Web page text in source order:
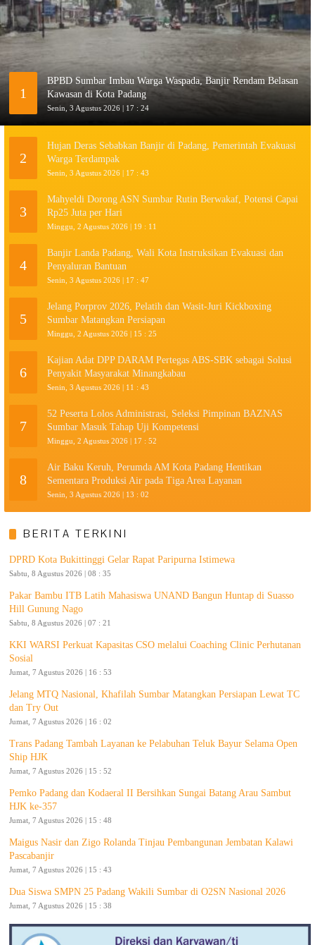
1
BPBD Sumbar Imbau Warga Waspada, Banjir Rendam Belasan
Kawasan di Kota Padang
Senin, 3 Agustus 2026 | 17 : 24
2
Hujan Deras Sebabkan Banjir di Padang, Pemerintah Evakuasi
Warga Terdampak
Senin, 3 Agustus 2026 | 17 : 43
3
Mahyeldi Dorong ASN Sumbar Rutin Berwakaf, Potensi Capai
Rp25 Juta per Hari
Minggu, 2 Agustus 2026 | 19 : 11
4
Banjir Landa Padang, Wali Kota Instruksikan Evakuasi dan
Penyaluran Bantuan
Senin, 3 Agustus 2026 | 17 : 47
5
Jelang Porprov 2026, Pelatih dan Wasit-Juri Kickboxing
Sumbar Matangkan Persiapan
Minggu, 2 Agustus 2026 | 15 : 25
6
Kajian Adat DPP DARAM Pertegas ABS-SBK sebagai Solusi
Penyakit Masyarakat Minangkabau
Senin, 3 Agustus 2026 | 11 : 43
7
52 Peserta Lolos Administrasi, Seleksi Pimpinan BAZNAS
Sumbar Masuk Tahap Uji Kompetensi
Minggu, 2 Agustus 2026 | 17 : 52
8
Air Baku Keruh, Perumda AM Kota Padang Hentikan
Sementara Produksi Air pada Tiga Area Layanan
Senin, 3 Agustus 2026 | 13 : 02
BERITA TERKINI
DPRD Kota Bukittinggi Gelar Rapat Paripurna Istimewa
Sabtu, 8 Agustus 2026 | 08 : 35
Pakar Bambu ITB Latih Mahasiswa UNAND Bangun Huntap di Suasso
Hill Gunung Nago
Sabtu, 8 Agustus 2026 | 07 : 21
KKI WARSI Perkuat Kapasitas CSO melalui Coaching Clinic Perhutanan
Sosial
Jumat, 7 Agustus 2026 | 16 : 53
Jelang MTQ Nasional, Khafilah Sumbar Matangkan Persiapan Lewat TC
dan Try Out
Jumat, 7 Agustus 2026 | 16 : 02
Trans Padang Tambah Layanan ke Pelabuhan Teluk Bayur Selama Open
Ship HJK
Jumat, 7 Agustus 2026 | 15 : 52
Pemko Padang dan Kodaeral II Bersihkan Sungai Batang Arau Sambut
HJK ke-357
Jumat, 7 Agustus 2026 | 15 : 48
Maigus Nasir dan Zigo Rolanda Tinjau Pembangunan Jembatan Kalawi
Pascabanjir
Jumat, 7 Agustus 2026 | 15 : 43
Dua Siswa SMPN 25 Padang Wakili Sumbar di O2SN Nasional 2026
Jumat, 7 Agustus 2026 | 15 : 38